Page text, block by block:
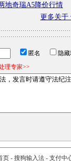
地奇瑞A5降价行情
更多关于
匿名 隐
理专家>>
页- 搜狗输入法- 支付中